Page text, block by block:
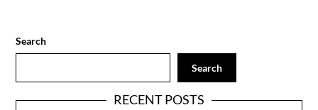
Search
Search
RECENT POSTS